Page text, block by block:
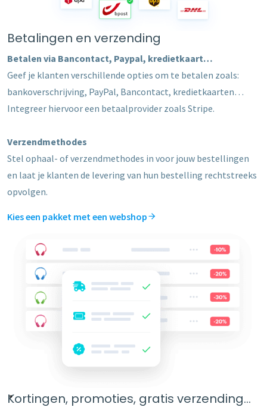
Betalingen en verzending
Betalen via Bancontact, Paypal, kredietkaart…
Geef je klanten verschillende opties om te betalen zoals:
bankoverschrijving, PayPal, Bancontact, kredietkaarten…
Integreer hiervoor een betaalprovider zoals Stripe.
Verzendmethodes
Stel ophaal- of verzendmethodes in voor jouw bestellingen
en laat je klanten de levering van hun bestelling rechtstreeks
opvolgen.
Kies een pakket met een webshop
Kortingen, promoties, gratis verzending…